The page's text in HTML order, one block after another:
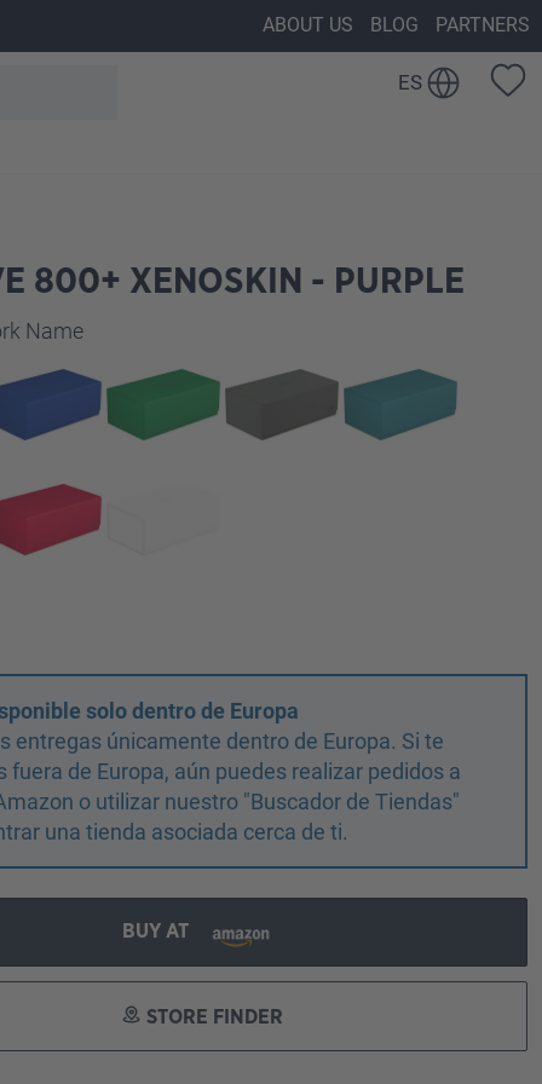
ABOUT US BLOG PARTNERS
ES
800+ XENOSKIN - PURPLE
Name
solo dentro de Europa
entregas únicamente dentro de Europa. Si te
fuera de Europa, aún puedes realizar pedidos a
o utilizar nuestro "Buscador de Tiendas"
una tienda asociada cerca de ti.
BUY AT
STORE FINDER